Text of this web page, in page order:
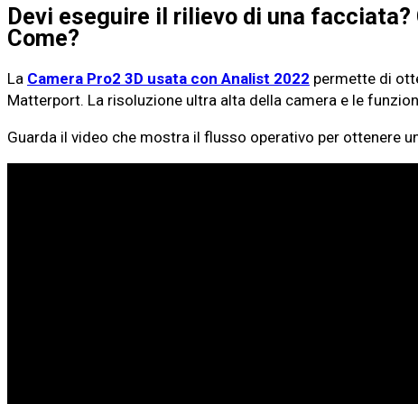
Devi eseguire il rilievo di una
Come?
La Camera Pro2 3D usata con Analist 2022 permette di
Matterport. La risoluzione ultra alta della camera e le
Guarda il video che mostra il flusso operativo per ottenere